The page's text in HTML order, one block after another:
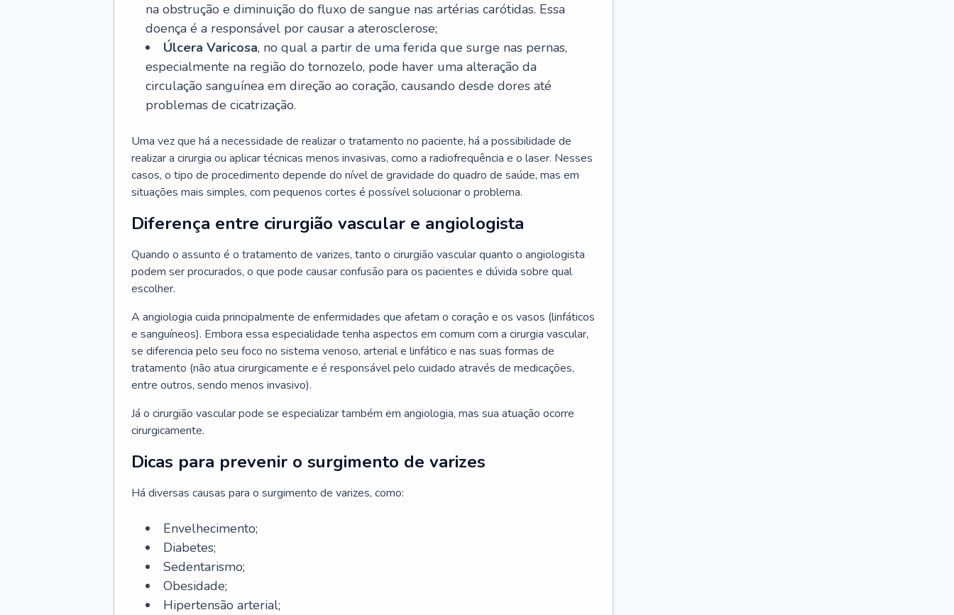
na obstrução e diminuição do fluxo de sangue nas artérias carótidas. Essa
doença é a responsável por causar a aterosclerose;
Úlcera Varicosa, no qual a partir de uma ferida que surge nas pernas,
especialmente na região do tornozelo, pode haver uma alteração da
circulação sanguínea em direção ao coração, causando desde dores até
problemas de cicatrização.
Uma vez que há a necessidade de realizar o tratamento no paciente, há a possibilidade de
realizar a cirurgia ou aplicar técnicas menos invasivas, como a radiofrequência e o laser. Nesses
casos, o tipo de procedimento depende do nível de gravidade do quadro de saúde, mas em
situações mais simples, com pequenos cortes é possível solucionar o problema.
Diferença entre cirurgião vascular e angiologista
Quando o assunto é o tratamento de varizes, tanto o cirurgião vascular quanto o angiologista
podem ser procurados, o que pode causar confusão para os pacientes e dúvida sobre qual
escolher.
A angiologia cuida principalmente de enfermidades que afetam o coração e os vasos (linfáticos
e sanguíneos). Embora essa especialidade tenha aspectos em comum com a cirurgia vascular,
se diferencia pelo seu foco no sistema venoso, arterial e linfático e nas suas formas de
tratamento (não atua cirurgicamente e é responsável pelo cuidado através de medicações,
entre outros, sendo menos invasivo).
Já o cirurgião vascular pode se especializar também em angiologia, mas sua atuação ocorre
cirurgicamente.
Dicas para prevenir o surgimento de varizes
Há diversas causas para o surgimento de varizes, como:
Envelhecimento;
Diabetes;
Sedentarismo;
Obesidade;
Hipertensão arterial;